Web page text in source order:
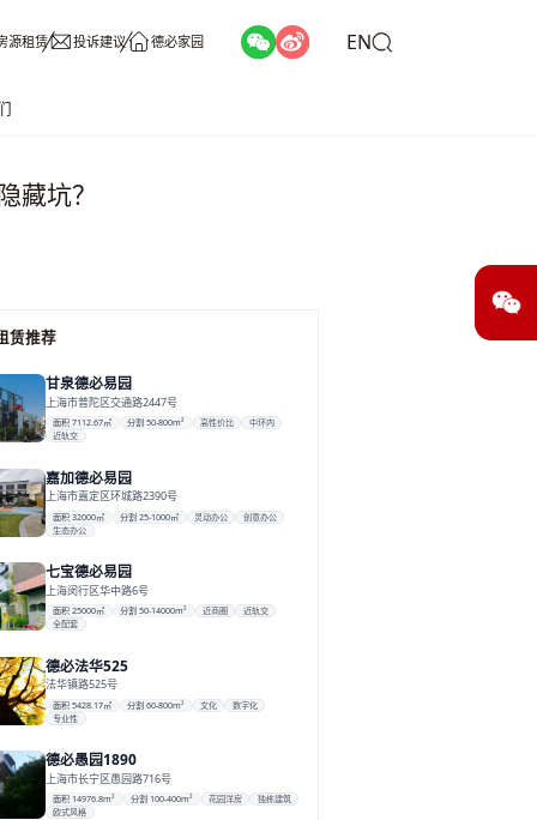
源租赁 投诉建议 德必家园 EN
藏坑？
赁推荐
甘泉德必易园
上海市普陀区交通路2447号
面积 7112.67㎡ 分割 50-800m² 高性价比
中环内
近轨交
嘉加德必易园
上海市嘉定区环城路2390号
面积 32000㎡ 分割 25-1000㎡ 灵动办公
创意办公
生态办公
七宝德必易园
上海闵行区华中路6号
面积 25000㎡ 分割 50-14000m² 近商圈
近轨交
全配套
德必法华525
法华镇路525号
面积 5428.17㎡ 分割 60-800m² 文化
数字化
专业性
德必愚园1890
上海市长宁区愚园路716号
面积 14976.8m² 分割 100-400m² 花园洋房
独栋建筑
欧式风格